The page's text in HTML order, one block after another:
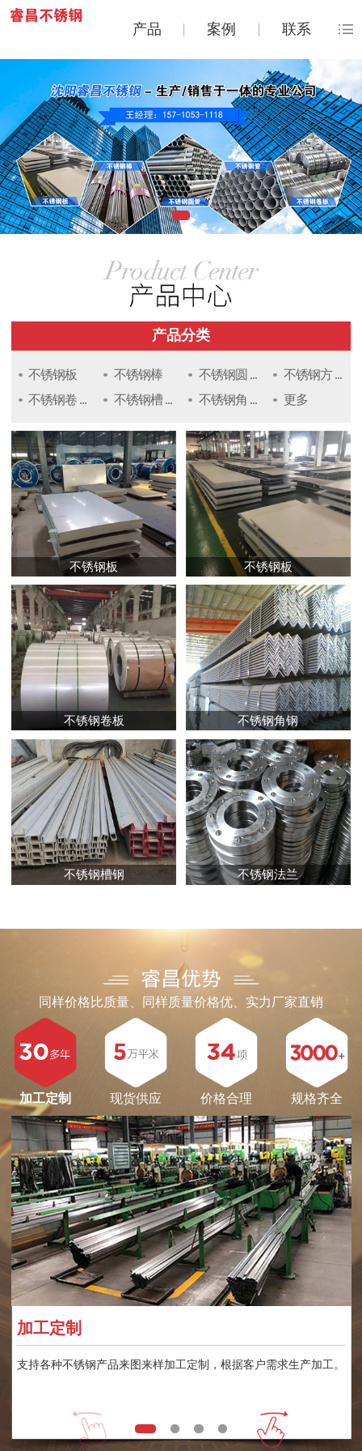
产品 案例 联系
产品分类
不锈钢板 不锈钢棒 不锈钢圆 ...
不锈钢方 ...
不锈钢卷 ...
不锈钢槽 ... 不锈钢角 ... 更多
不锈钢板 不锈钢板
不锈钢卷板 不锈钢角钢
不锈钢槽钢 不锈钢法兰
同样价格比质量、同样质量价格优、实力厂家直销
加工定制 现货供应 价格合理 规格齐全
加工定制
支持各种不锈钢产品来图来样加工定制，根据客户需求生产加工。